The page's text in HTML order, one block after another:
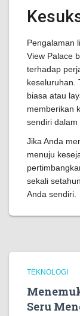
Pengalaman
View Palace
terhadap
keseluruhan.
biasa atau
memberikan
sendiri dalam
Jika Anda
menuju
sekali
Anda sendiri.
TEKNOLOGI
Seru